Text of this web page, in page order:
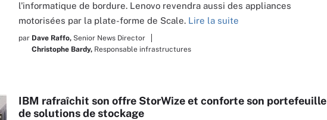
l'informatique de bordure. Lenovo revendra aussi des appliances
motorisées par la plate-forme de Scale. Lire la suite
par Dave Raffo, Senior News Director
Christophe Bardy, Responsable infrastructures
IBM rafraîchit son offre StorWize et conforte son portefeuille
de solutions de stockage